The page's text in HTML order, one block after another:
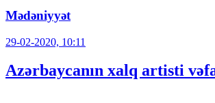
Mədəniyyət
29-02-2020, 10:11
Azərbaycanın xalq artisti